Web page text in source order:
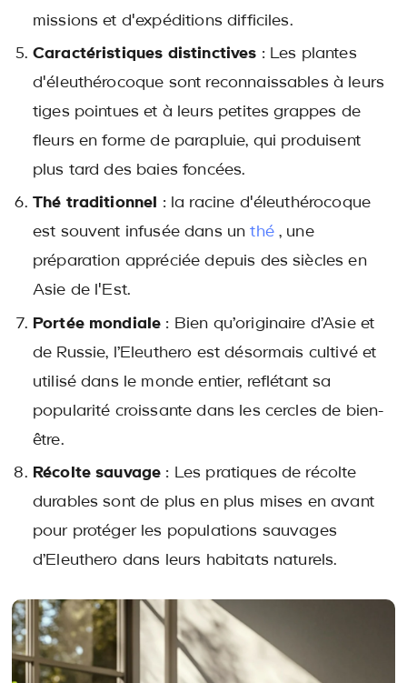
missions et d'expéditions difficiles.
Caractéristiques distinctives : Les plantes
d'éleuthérocoque sont reconnaissables à leurs
tiges pointues et à leurs petites grappes de
fleurs en forme de parapluie, qui produisent
plus tard des baies foncées.
Thé traditionnel : la racine d'éleuthérocoque
est souvent infusée dans unthé, une
préparation appréciée depuis des siècles en
Asie de l'Est.
Portée mondiale : Bien qu’originaire d’Asie et
de Russie, l’Eleuthero est désormais cultivé et
utilisé dans le monde entier, reflétant sa
popularité croissante dans les cercles de bien-
être.
Récolte sauvage : Les pratiques de récolte
durables sont de plus en plus mises en avant
pour protéger les populations sauvages
d’Eleuthero dans leurs habitats naturels.